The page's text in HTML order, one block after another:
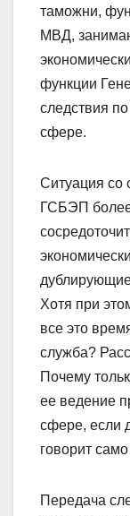
таможни,
МВД,
функции
следствия
сфере.
Ситуация со
ГСБЭП более
Хотя при
все это
служба?
Почему
ее ведение
сфере, если
говорит
Передача